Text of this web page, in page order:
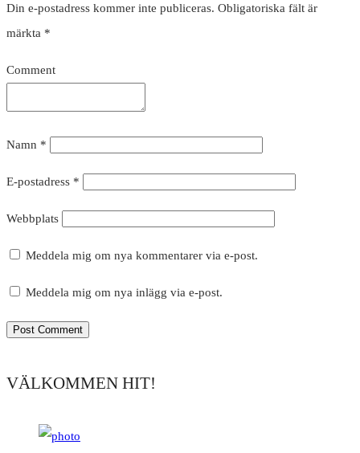
Din e-postadress kommer inte publiceras. Obligatoriska fält är
märkta *
Comment
Namn *
E-postadress *
Webbplats
Meddela mig om nya kommentarer via e-post.
Meddela mig om nya inlägg via e-post.
VÄLKOMMEN HIT!